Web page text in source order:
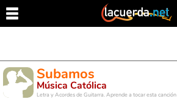
Subamos
Música Católica
Letra y Acordes de Guitarra. Aprende a tocar esta canción